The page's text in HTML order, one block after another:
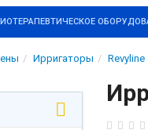
Ирригаторы Revyline